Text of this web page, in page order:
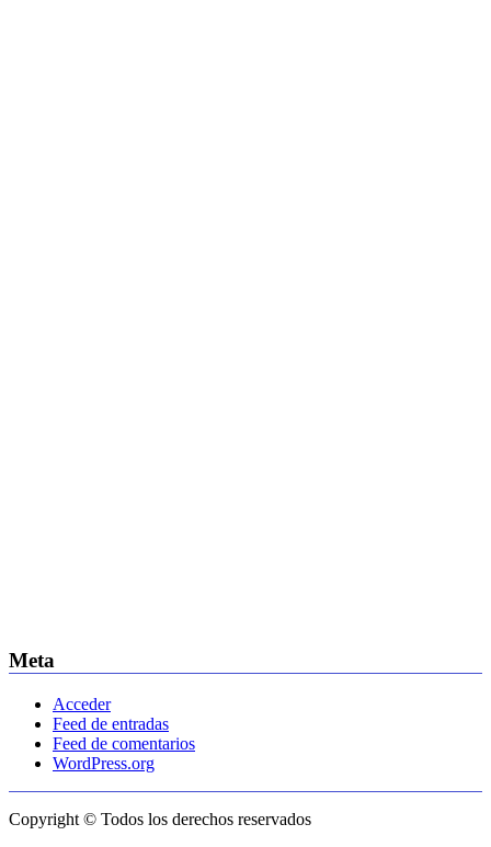
Meta
Acceder
Feed de entradas
Feed de comentarios
WordPress.org
Copyright © Todos los derechos reservados